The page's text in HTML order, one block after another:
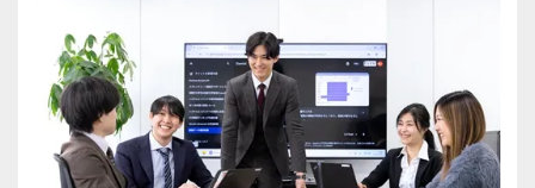
・個人～大企業まで幅広く経験可能
・税務顧問＋資産税に関与
・相続／事業承継／M&Aにも対応